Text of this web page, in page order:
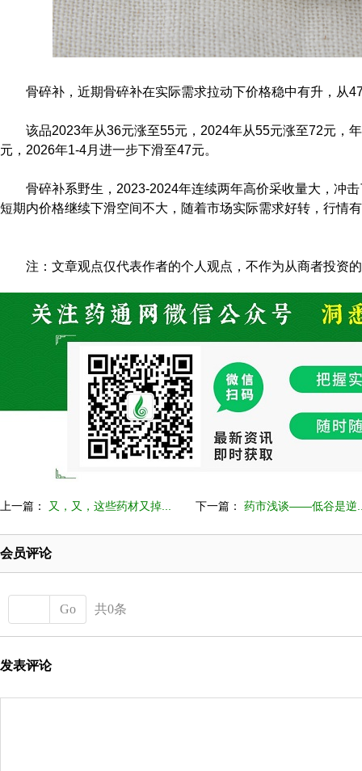
骨碎补，近期骨碎补在实际需求拉动下价格稳中有升，从
该品2023年从36元涨至55元，2024年从55元涨至72元，
元，2026年1-4月进一步下滑至47元。
骨碎补系野生，2023-2024年连续两年高价采收量大，冲
短期内价格继续下滑空间不大，随着市场实际需求好转，行情
注：文章观点仅代表作者的个人观点，不作为从商者投资
上一篇： 又，又，这些药材又掉... 下一篇： 药市浅谈——低谷是逆
会员评论
Go 共0条
发表评论